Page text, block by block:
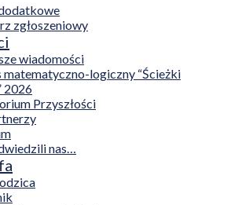
zgłoszeniowy
wiadomości
matematyczno-logiczny “Ścieżki
2026
Przyszłości
nas…